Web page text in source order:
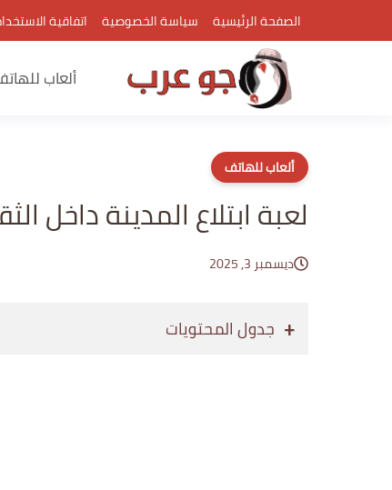
الصفحة الرئيسية سياسة الخصوصية اتفاقية
ألعاب
ألعاب للهاتف
لعبة ابتلاع المدينة داخل
ديسمبر 3, 2025
جدول المحتويات